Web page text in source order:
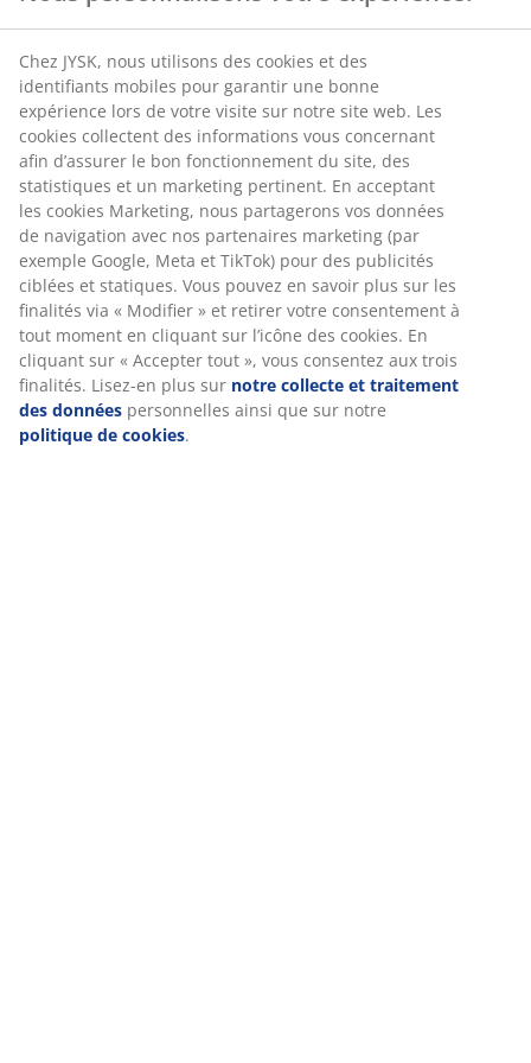
Chez JYSK, nous utilisons des cookies et des
identifiants mobiles pour garantir une bonne
expérience lors de votre visite sur notre site web. Les
cookies collectent des informations vous concernant
afin d’assurer le bon fonctionnement du site, des
statistiques et un marketing pertinent. En acceptant
les cookies Marketing, nous partagerons vos données
de navigation avec nos partenaires marketing (par
exemple Google, Meta et TikTok) pour des publicités
ciblées et statiques. Vous pouvez en savoir plus sur les
finalités via « Modifier » et retirer votre consentement à
tout moment en cliquant sur l’icône des cookies. En
cliquant sur « Accepter tout », vous consentez aux trois
finalités. Lisez-en plus sur notre collecte et traitement
des données personnelles ainsi que sur notre
politique de cookies.